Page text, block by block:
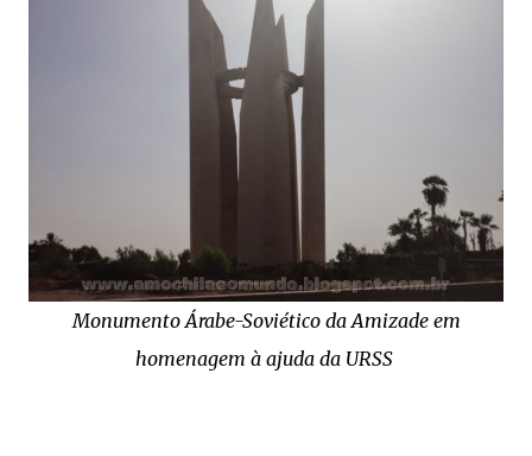
Monumento Árabe-Soviético da Amizade em
homenagem à ajuda da URSS